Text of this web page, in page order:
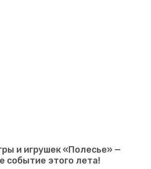
и игрушек «Полесье» —
событие этого лета!